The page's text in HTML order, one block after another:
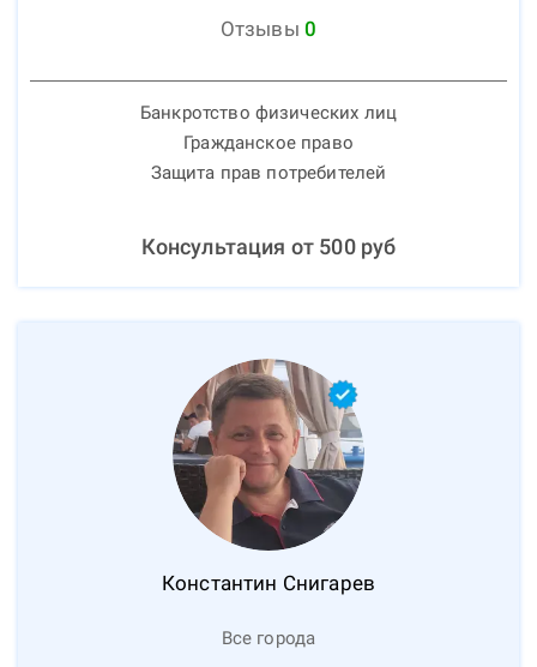
Отзывы 0
Банкротство физических лиц
Гражданское право
Защита прав потребителей
Консультация от 500руб
Константин Снигарев
Все города